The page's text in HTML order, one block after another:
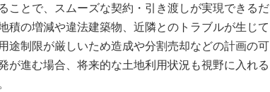
ことで、スムーズな契約・引き渡しが実現できるだ
積の増減や違法建築物、近隣とのトラブルが生じて
途制限が厳しいため造成や分割売却などの計画の可
進む場合、将来的な土地利用状況も視野に入れる